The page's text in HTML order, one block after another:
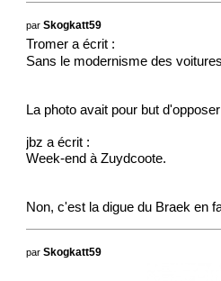
parSkogkatt59
Tromer a écrit :
Sans le modernisme des
La photo avait pour but
jbz a écrit :
Week-end à Zuydcoote.
Non, c'est la digue du Braek en
parSkogkatt59